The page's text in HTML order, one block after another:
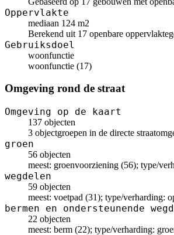
Oppervlakte
mediaan 124 m2
Berekend uit 17 openbare
Gebruiksdoel
woonfunctie
woonfunctie (17)
Omgeving rond de straat
Omgeving op de kaart
137 objecten
3 objectgroepen in de directe
groen
56 objecten
meest: groenvoorziening (56); type/
wegdelen
59 objecten
meest: voetpad (31); type/verharding:
bermen en ondersteunende
22 objecten
meest: berm (22); type/verharding: